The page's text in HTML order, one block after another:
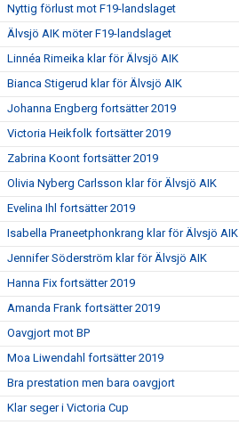
Nyttig förlust mot F19-landslaget
Älvsjö AIK möter F19-landslaget
Linnéa Rimeika klar för Älvsjö AIK
Bianca Stigerud klar för Älvsjö AIK
Johanna Engberg fortsätter 2019
Victoria Heikfolk fortsätter 2019
Zabrina Koont fortsätter 2019
Olivia Nyberg Carlsson klar för Älvsjö AIK
Evelina Ihl fortsätter 2019
Isabella Praneetphonkrang klar för Älvsjö AIK
Jennifer Söderström klar för Älvsjö AIK
Hanna Fix fortsätter 2019
Amanda Frank fortsätter 2019
Oavgjort mot BP
Moa Liwendahl fortsätter 2019
Bra prestation men bara oavgjort
Klar seger i Victoria Cup